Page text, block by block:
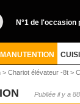
N°1 de
MANUTENTION
> Chariot élévateur -8t >
Publiée il y a